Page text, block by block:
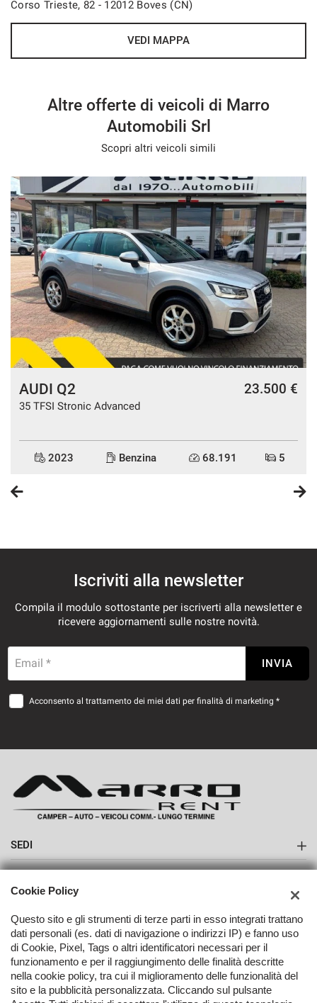
Corso Trieste, 82 - 12012 Boves (CN)
VEDI MAPPA
Altre offerte di veicoli di Marro
Automobili Srl
Scopri altri veicoli simili
AUDI Q2
35 TFSI Stronic Advanced
23.500 €
2023 Benzina 68.191 5
Iscriviti alla newsletter
Compila il modulo sottostante per iscriverti alla newsletter e
ricevere aggiornamenti sulle nostre novità.
Email * INVIA
Acconsento al trattamento dei miei dati per finalità di marketing *
SEDI
Sede di Boves
AZIENDA
TORNA IN CIMA
Cookie Policy
Questo sito e gli strumenti di terze parti in esso integrati trattano
dati personali (es. dati di navigazione o indirizzi IP) e fanno uso
di Cookie, Pixel, Tags o altri identificatori necessari per il
funzionamento e per il raggiungimento delle finalità descritte
nella cookie policy, tra cui il miglioramento delle funzionalità del
sito e la pubblicità personalizzata. Cliccando sul pulsante